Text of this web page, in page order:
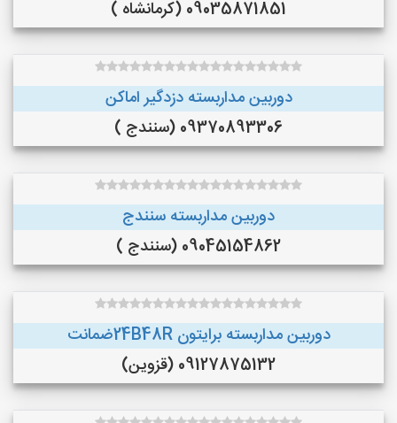
09035871851 (کرمانشاه )
دوربین مداربسته دزدگیر اماکن
09370893306 (سنندج )
دوربین مداربسته سنندج
09045154862 (سنندج )
دوربین مداربسته برایتون 24B48Rضمانت
09127875132 (قزوین)